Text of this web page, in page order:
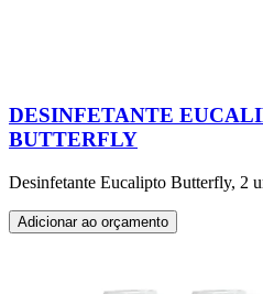
DESINFETANTE
BUTTERFLY
Desinfetante Eucalipto Butterfly, 2
Adicionar ao orçamento